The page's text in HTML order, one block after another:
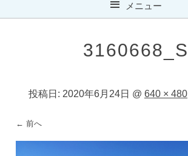
メニュー
3160668_S
投稿日: 2020年6月24日 @ 640 × 480
← 前へ